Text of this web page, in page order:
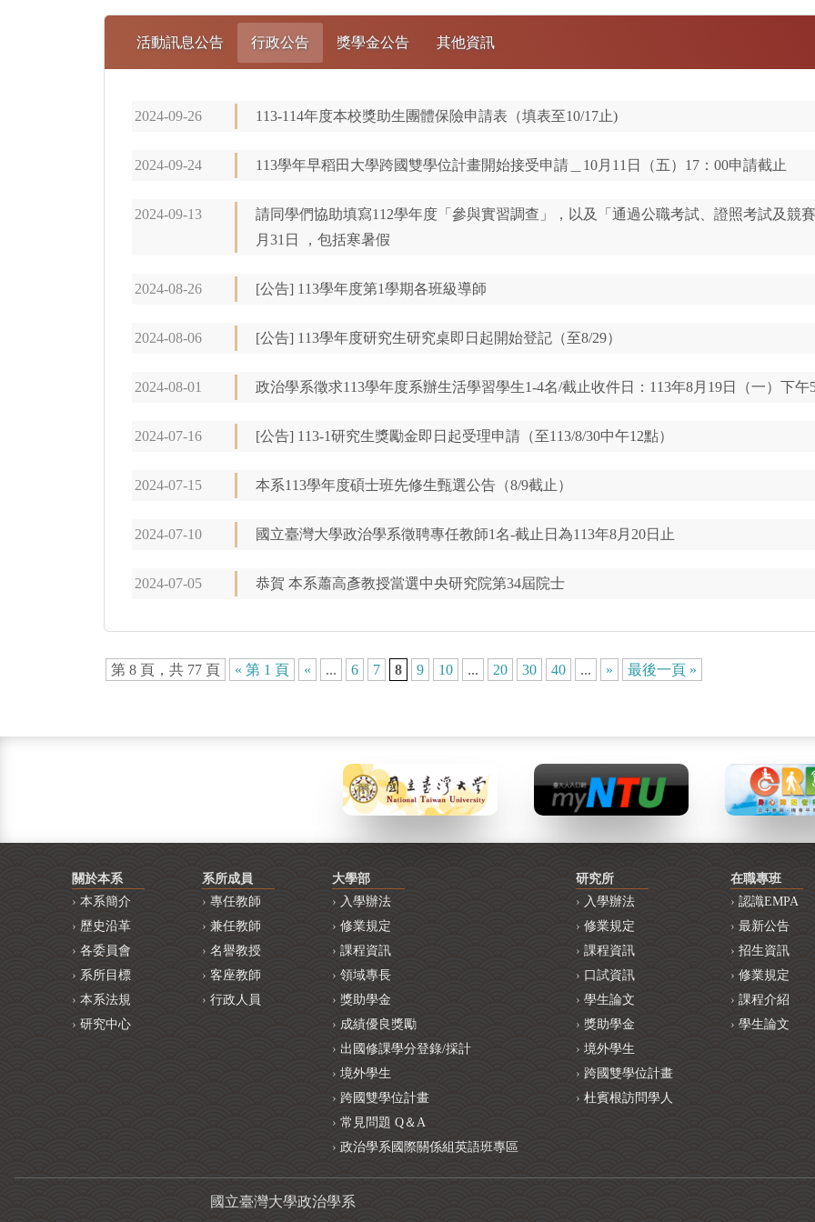
活動訊息公告 行政公告 獎學金公告 其他資訊
2024-09-26 113-114年度本校獎助生團體保險申請表（填表至10/17止)
2024-09-24 113學年早稻田大學跨國雙學位計畫開始接受申請＿10月11日（五）17：00申請截止
2024-09-13
請同學們協助填寫112學年度「參與實習調查」，以及「通過公職考試、證照考試及競
月31日 ，包括寒暑假
2024-08-26 [公告] 113學年度第1學期各班級導師
2024-08-06 [公告] 113學年度研究生研究桌即日起開始登記（至8/29）
2024-08-01 政治學系徵求113學年度系辦生活學習學生1-4名/截止收件日：113年8月19日（一）下午
2024-07-16 [公告] 113-1研究生獎勵金即日起受理申請（至113/8/30中午12點）
2024-07-15 本系113學年度碩士班先修生甄選公告（8/9截止）
2024-07-10 國立臺灣大學政治學系徵聘專任教師1名-截止日為113年8月20日止
2024-07-05 恭賀 本系蕭高彥教授當選中央研究院第34屆院士
第 8 頁，共 77 頁 « 第 1 頁 « ... 6 7 8 9 10 ... 20 30 40 ... » 最後一頁 »
關於本系
本系簡介
歷史沿革
各委員會
系所目標
本系法規
研究中心
系所成員
專任教師
兼任教師
名譽教授
客座教師
行政人員
大學部
入學辦法
修業規定
課程資訊
領域專長
獎助學金
成績優良獎勵
出國修課學分登錄/採計
境外學生
跨國雙學位計畫
常見問題 Q＆A
政治學系國際關係組英語班專區
研究所
入學辦法
修業規定
課程資訊
口試資訊
學生論文
獎助學金
境外學生
跨國雙學位計畫
杜賓根訪問學人
在職專班
認識EMPA
最新公告
招生資訊
修業規定
課程介紹
學生論文
國立臺灣大學政治學系